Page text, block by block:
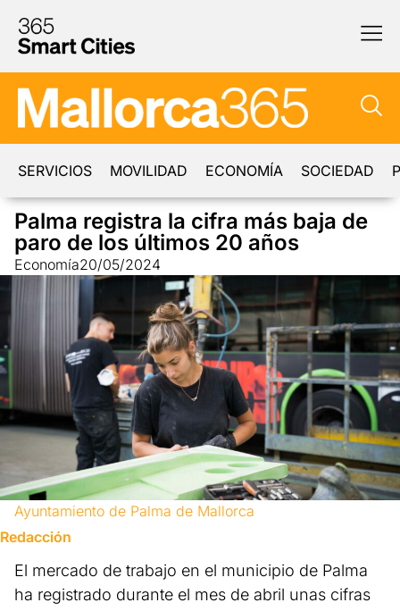
SERVICIOS MOVILIDAD ECONOMÍA SOCIEDAD
Palma registra la cifra más baja de
paro de los últimos 20 años
Economía20/05/2024
Ayuntamiento de Palma de Mallorca
Redacción
El mercado de trabajo en el municipio de Palma
ha registrado durante el mes de abril unas cifras